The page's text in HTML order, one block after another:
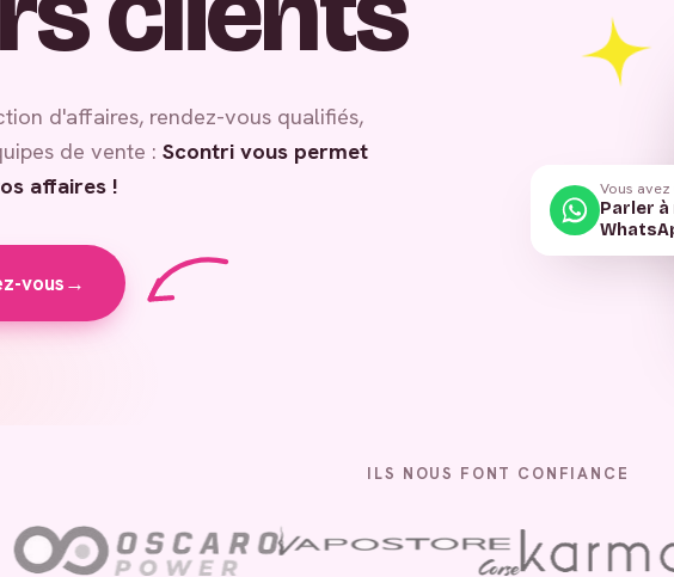
d'affaires, rendez-vous qualifiés,
de vente : Scontri vous permet
affaires !
vous→
Vous
Parler
ILS NOUS FONT CONFIANCE